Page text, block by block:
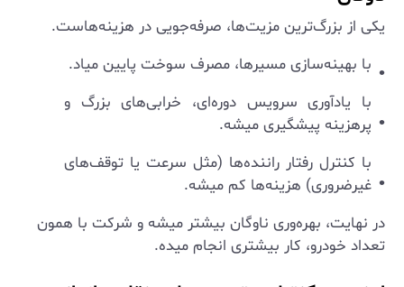
یکی از بزرگ‌ترین مزیت‌ها، صرفه‌جویی در هزینه‌هاست.
با بهینه‌سازی مسیرها، مصرف سوخت پایین میاد.
با یادآوری سرویس دوره‌ای، خرابی‌های بزرگ و
پرهزینه پیشگیری میشه.
با کنترل رفتار راننده‌ها (مثل سرعت یا توقف‌های
غیرضروری) هزینه‌ها کم میشه.
در نهایت، بهره‌وری ناوگان بیشتر میشه و شرکت با همون
تعداد خودرو، کار بیشتری انجام میده.